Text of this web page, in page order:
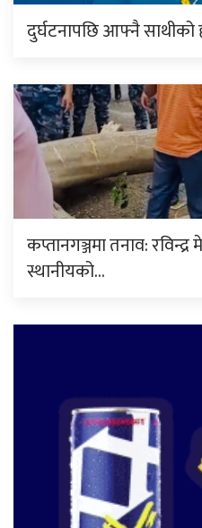
दुर्घटनापछि आफ्नै साथीको
कप्तानगञ्जमा तनाव:
स्थानीयको…